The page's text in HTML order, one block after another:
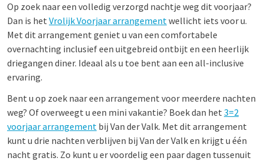
Op zoek naar een volledig verzorgd nachtje weg dit voorjaar?
Dan is het Vrolijk Voorjaar arrangementwellicht iets voor u.
Met dit arrangement geniet u van een comfortabele
overnachting inclusief een uitgebreid ontbijt en een heerlijk
driegangen diner. Ideaal als u toe bent aan een all-inclusive
ervaring.
Bent u op zoek naar een arrangement voor meerdere nachten
weg? Of overweegt u een mini vakantie? Boek dan het 3=2
voorjaar arrangement bij Van der Valk. Met dit arrangement
kunt u drie nachten verblijven bij Van der Valk en krijgt u één
nacht gratis. Zo kunt u er voordelig een paar dagen tussenuit